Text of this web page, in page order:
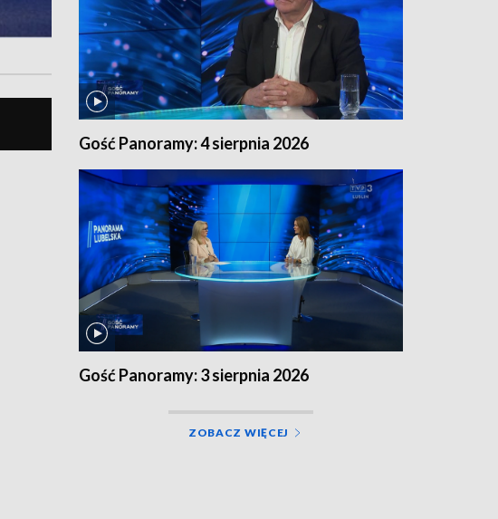
Gość Panoramy: 4 sierpnia 2026
Gość Panoramy: 3 sierpnia 2026
ZOBACZ WIĘCEJ